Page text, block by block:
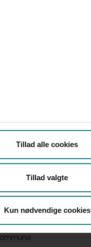
Tillad alle cookies
Tillad valgte
Kun nødvendige cookies
Kommune
Kommune
Kommune
Kommune
Kommune
Kommune